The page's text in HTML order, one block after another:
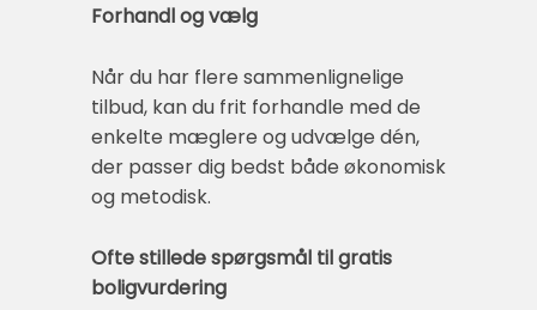
Forhandl og vælg
Når du har flere sammenlignelige
tilbud, kan du frit forhandle med de
enkelte mæglere og udvælge dén,
der passer dig bedst både økonomisk
og metodisk.
Ofte stillede spørgsmål til gratis
boligvurdering